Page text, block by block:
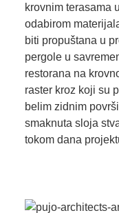
krovnim terasama
odabirom
biti propuštana u
pergole u
restorana na
raster kroz koji su
belim zidnim
smaknuta sloja
tokom dana